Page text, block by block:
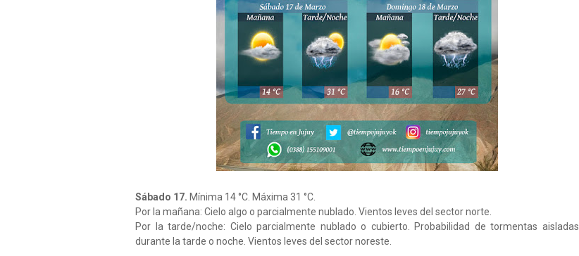
Sábado 17. Mínima 14 °C. Máxima 31 °C.
Por la mañana: Cielo algo o parcialmente nublado. Vientos leves del sector norte.
Por la tarde/noche: Cielo parcialmente nublado o cubierto. Probabilidad de tormentas aisladas
durante la tarde o noche. Vientos leves del sector noreste.